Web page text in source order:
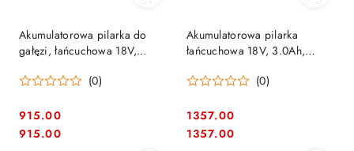
Akumulatorowa pilarka do
gałęzi, łańcuchowa 18V,
Gratis rękawice(0)
Cena:
915.00
Cena:
915.00
Akumulatorowa pilarka
łańcuchowa 18V, 3.0Ah,
+ Gratis rękawice
(0)
Cena:
1357.00
Cena:
1357.00